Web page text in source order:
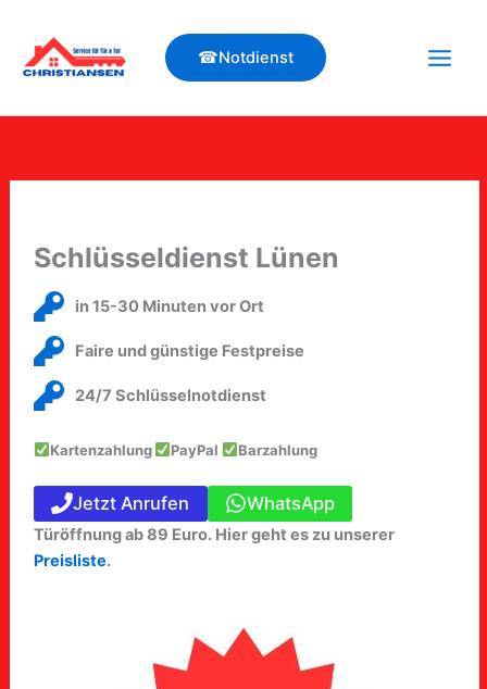
springen
☎Notdienst
Schlüsseldienst Lünen
in 15-30 Minuten vor Ort
Faire und günstige Festpreise
24/7 Schlüsselnotdienst
Kartenzahlung PayPal Barzahlung
Jetzt Anrufen WhatsApp
Türöffnung ab 89 Euro. Hier geht es zu unserer
Preisliste.